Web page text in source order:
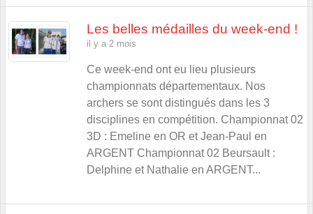
Les belles médailles du week-end !
il y a 2 mois
Ce week-end ont eu lieu plusieurs
championnats départementaux. Nos
archers se sont distingués dans les 3
disciplines en compétition. Championnat 02
3D : Emeline en OR et Jean-Paul en
ARGENT Championnat 02 Beursault :
Delphine et Nathalie en ARGENT...